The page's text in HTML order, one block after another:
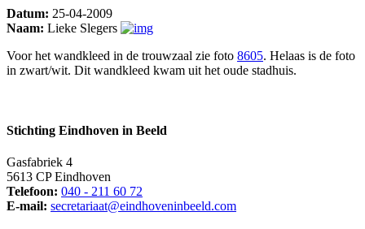
Datum: 25-04-2009
Naam: Lieke Slegers
Voor het wandkleed in de trouwzaal zie foto 8605. Helaas is de foto
in zwart/wit. Dit wandkleed kwam uit het oude stadhuis.
Stichting Eindhoven in Beeld
Gasfabriek 4
5613 CP Eindhoven
Telefoon: 040 - 211 60 72
E-mail: secretariaat@eindhoveninbeeld.com